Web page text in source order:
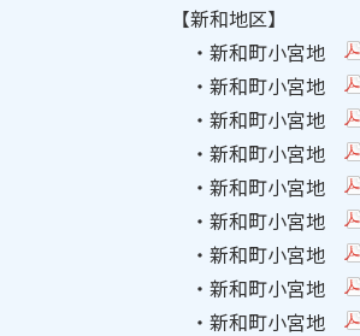
【新和地区】
・新和町小宮地
・新和町小宮地
・新和町小宮地
・新和町小宮地
・新和町小宮地
・新和町小宮地
・新和町小宮地
・新和町小宮地
・新和町小宮地